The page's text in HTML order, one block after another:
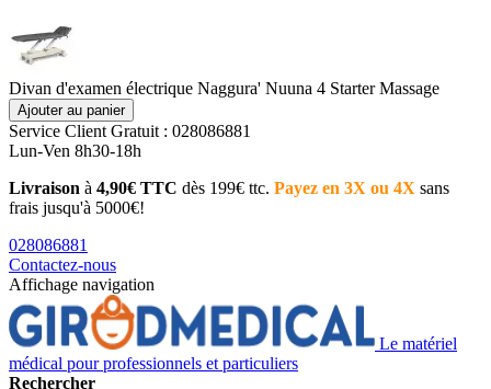
Divan d'examen électrique Naggura' Nuuna 4 Starter Massage
Ajouter au panier
Service Client Gratuit : 028086881
Lun-Ven 8h30-18h
Livraison à 4,90€ TTC dès 199€ ttc. Payez en 3X ou 4X sans
frais jusqu'à 5000€!
028086881
Contactez-nous
Affichage navigation
Le matériel
médical pour professionnels et particuliers
Rechercher